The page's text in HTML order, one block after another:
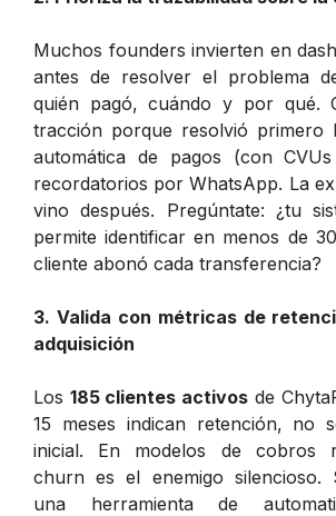
Muchos founders invierten en
antes de resolver el problema
quién pagó, cuándo y por qué.
tracción porque resolvió primero
automática de pagos (con
recordatorios por WhatsApp. La
vino después. Pregúntate: ¿tu
permite identificar en menos de
cliente abonó cada transferencia?
3. Valida con métricas de
adquisición
Los 185 clientes activos de
15 meses indican retención, no
inicial. En modelos de cobros
churn es el enemigo silencioso.
una herramienta de